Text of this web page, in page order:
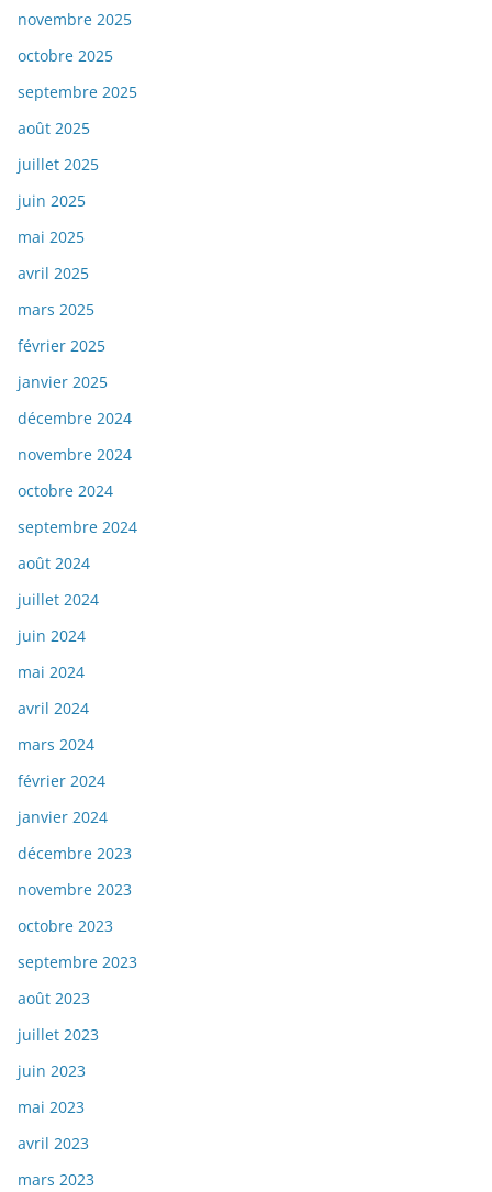
novembre 2025
octobre 2025
septembre 2025
août 2025
juillet 2025
juin 2025
mai 2025
avril 2025
mars 2025
février 2025
janvier 2025
décembre 2024
novembre 2024
octobre 2024
septembre 2024
août 2024
juillet 2024
juin 2024
mai 2024
avril 2024
mars 2024
février 2024
janvier 2024
décembre 2023
novembre 2023
octobre 2023
septembre 2023
août 2023
juillet 2023
juin 2023
mai 2023
avril 2023
mars 2023